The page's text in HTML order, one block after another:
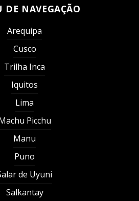
DE NAVEGAÇÃO
Arequipa
Cusco
Trilha Inca
Iquitos
Lima
Picchu
Manu
Puno
de Uyuni
Salkantay